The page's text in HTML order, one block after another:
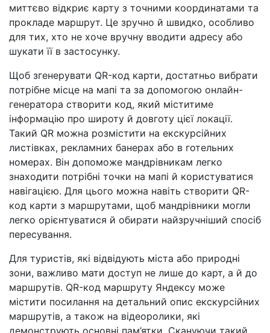
миттєво відкриє карту з точними координатами та
прокладе маршрут. Це зручно й швидко, особливо
для тих, хто не хоче вручну вводити адресу або
шукати її в застосунку.
Щоб згенерувати QR-код карти, достатньо вибрати
потрібне місце на мапі та за допомогою онлайн-
генератора створити код, який міститиме
інформацію про широту й довготу цієї локації.
Такий QR можна розмістити на екскурсійних
листівках, рекламних банерах або в готельних
номерах. Він допоможе мандрівникам легко
знаходити потрібні точки на мапі й користуватися
навігацією. Для цього можна навіть створити QR-
код карти з маршрутами, щоб мандрівники могли
легко орієнтуватися й обирати найзручніший спосіб
пересування.
Для туристів, які відвідують міста або природні
зони, важливо мати доступ не лише до карт, а й до
маршрутів. QR-код маршруту Яндексу може
містити посилання на детальний опис екскурсійних
маршрутів, а також на відеоролики, які
демонструють основні пам’ятки. Скануючи такий